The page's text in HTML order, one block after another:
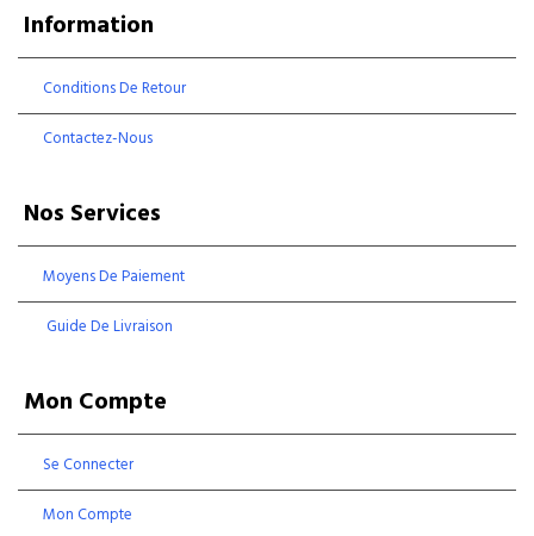
Information
Conditions De Retour
Contactez-Nous
Nos Services
Moyens De Paiement
Guide De Livraison
Mon Compte
Se Connecter
Mon Compte